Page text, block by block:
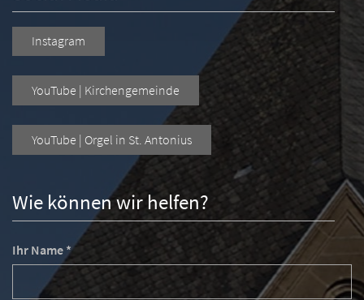
Wie können wir helfen?
Ihr Name *
Instagram
YouTube | Kirchengemeinde
YouTube | Orgel in St. Antonius